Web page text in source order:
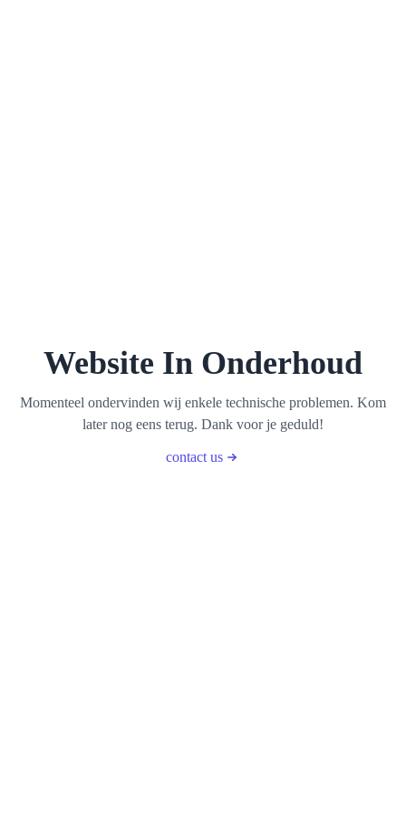
Website In Onderhoud
Momenteel ondervinden wij enkele technische problemen. Kom
later nog eens terug. Dank voor je geduld!
contact us